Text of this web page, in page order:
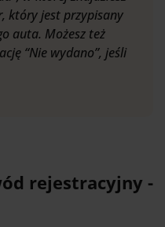
który jest przypisany
auta. Możesz też
“Nie wydano”, jeśli
rejestracyjny -